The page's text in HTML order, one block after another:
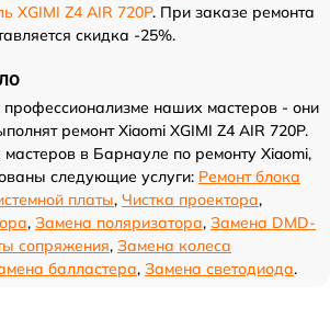
XGIMI Z4 AIR 720P. При заказе ремонта
скидка -25%.
наших мастеров - они
ремонт Xiaomi XGIMI Z4 AIR 720P.
в Барнауле по ремонту Xiaomi,
следующие услуги: Ремонт блока
платы, Чистка проектора,
, Замена поляризатора, Замена DMD-
сопряжения, Замена колеса
балластера, Замена светодиода.